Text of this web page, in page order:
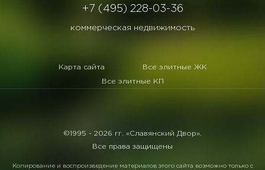
+7 (495) 228-03-36
коммерческая недвижимость
Карта сайта Все элитные ЖК
Все элитные КП
©1995 - 2026 гг. «Славянский Двор».
Все права защищены
Копирование и воспроизведение материалов этого сайта возможно только с